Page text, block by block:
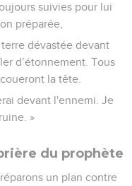
suivies pour lui
préparée,
dévastée devant
d’étonnement. Tous
la tête.
devant l'ennemi. Je
»
du prophète
un plan contre